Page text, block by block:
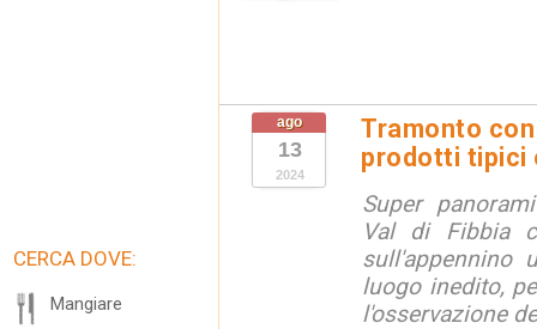
ago
13
2024
Tramonto
prodotti tipici
Super
Val di Fibbia
sull'appennino
luogo inedito,
l'osservazione
CERCA DOVE:
Mangiare